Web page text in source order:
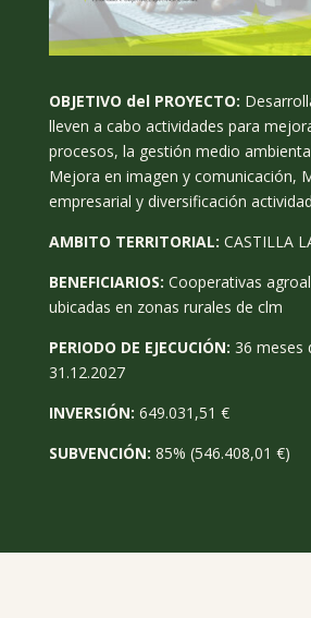
OBJETIVO del PROYECTO:
lleven a cabo actividades para
procesos, la gestión medio
Mejora en imagen y comunicación,
empresarial y diversificación
AMBITO TERRITORIAL: CASTILLA
BENEFICIARIOS: Cooperativas
ubicadas en zonas rurales de clm
PERIODO DE EJECUCIÓN: 36 meses
31.12.2027
INVERSIÓN: 649.031,51 €
SUBVENCIÓN: 85% (546.408,01 €)